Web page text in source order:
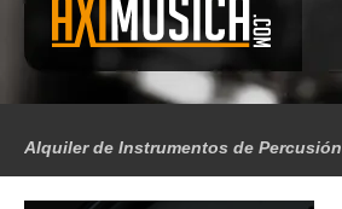
Alquiler de Instrumentos de Percusión